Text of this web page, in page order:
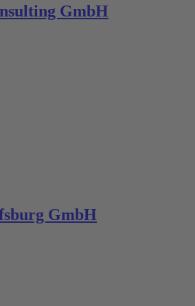
GmbH​
GmbH